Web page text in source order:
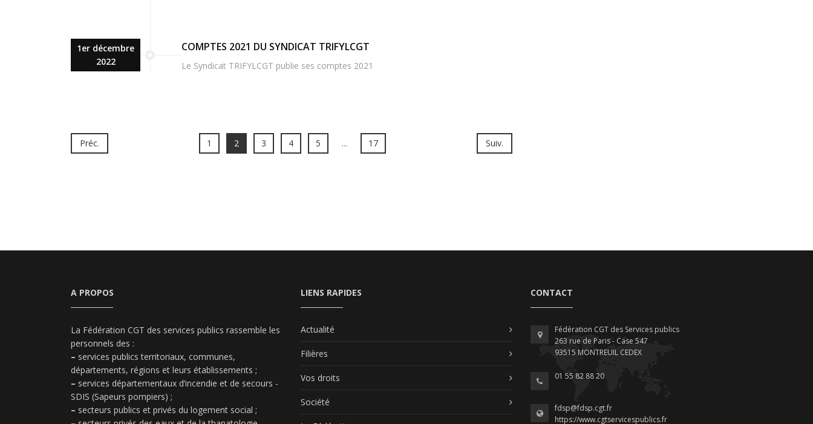
1er décembre
2022
COMPTES 2021 DU SYNDICAT TRIFYLCGT
Le Syndicat TRIFYLCGT publie ses comptes 2021
Préc. 1 2 3 4 5 ... 17 Suiv.
A PROPOS
La Fédération CGT des services publics rassemble les
personnels des :
– services publics territoriaux, communes,
départements, régions et leurs établissements ;
– services départementaux d’incendie et de secours -
SDIS (Sapeurs pompiers) ;
– secteurs publics et privés du logement social ;
LIENS RAPIDES
Actualité
Filières
Vos droits
Société
CONTACT
Fédération CGT des Services publics
263 rue de Paris - Case 547
93515 MONTREUIL CEDEX
01 55 82 88 20
fdsp@fdsp.cgt.fr
https://www.cgtservicespublics.fr